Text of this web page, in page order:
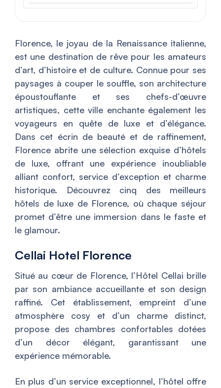
Florence, le joyau de la Renaissance italienne,
est une destination de rêve pour les amateurs
d’art, d’histoire et de culture. Connue pour ses
paysages à couper le souffle, son architecture
époustouflante et ses chefs-d’œuvre
artistiques, cette ville enchante également les
voyageurs en quête de luxe et d’élégance.
Dans cet écrin de beauté et de raffinement,
Florence abrite une sélection exquise d’hôtels
de luxe, offrant une expérience inoubliable
alliant confort, service d’exception et charme
historique. Découvrez cinq des meilleurs
hôtels de luxe de Florence, où chaque séjour
promet d’être une immersion dans le faste et
le glamour.
Cellai Hotel Florence
Situé au cœur de Florence, l’Hôtel Cellai brille
par son ambiance accueillante et son design
raffiné. Cet établissement, empreint d’une
atmosphère cosy et d’un charme distinct,
propose des chambres confortables dotées
d’un décor élégant, garantissant une
expérience mémorable.
En plus d’un service exceptionnel, l’hôtel offre